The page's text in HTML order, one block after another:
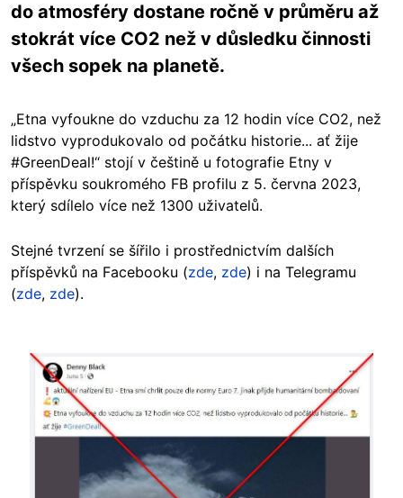
do atmosféry dostane ročně v průměru až
stokrát více CO2 než v důsledku činnosti
všech sopek na planetě.
„Etna vyfoukne do vzduchu za 12 hodin více CO2, než
lidstvo vyprodukovalo od počátku historie... ať žije
#GreenDeal!“ stojí v češtině u fotografie Etny v
příspěvku soukromého FB profilu z 5. června 2023,
který sdílelo více než 1300 uživatelů.
Stejné tvrzení se šířilo i prostřednictvím dalších
příspěvků na Facebooku (zde, zde) i na Telegramu
(zde, zde).
Image